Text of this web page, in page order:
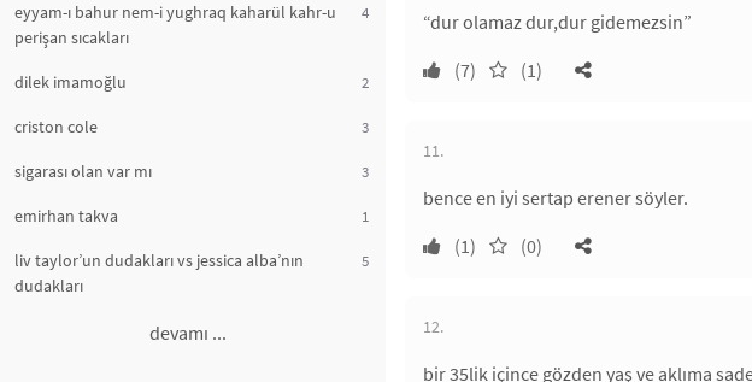
eyyam-ı bahur nem-i yughraq kaharül kahr-u
perişan sıcakları
4
dilek imamoğlu 2
criston cole 3
sigarası olan var mı 3
emirhan takva 1
liv taylor’un dudakları vs jessica alba’nın
dudakları
5
devamı ...
“dur olamaz dur,dur gidemezsin”
(7)
(1)
11.
bence en iyi sertap erener söyler.
(1)
(0)
12.
bir 35lik içince gözden yaş ve aklıma